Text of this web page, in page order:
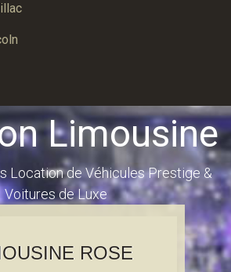
Limousine
Location de Véhicules Prestige &
Voitures de Luxe
ROSE